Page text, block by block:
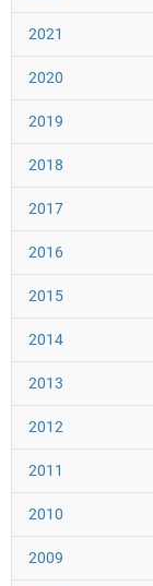
2021
2020
2019
2018
2017
2016
2015
2014
2013
2012
2011
2010
2009